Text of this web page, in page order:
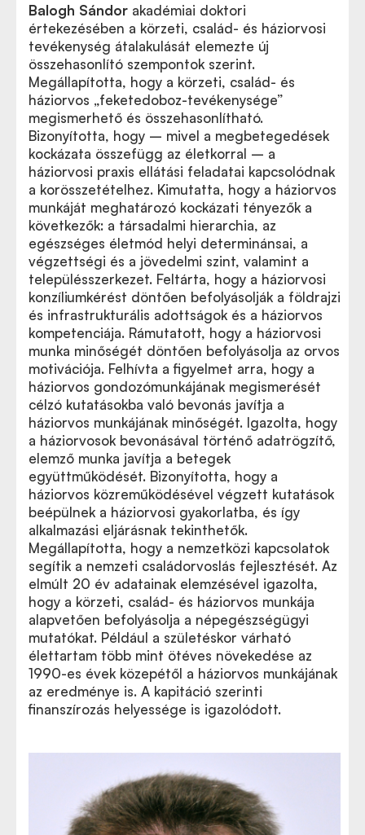
Balogh Sándor akadémiai doktori
értekezésében a körzeti, család- és háziorvosi
tevékenység átalakulását elemezte új
összehasonlító szempontok szerint.
Megállapította, hogy a körzeti, család- és
háziorvos „feketedoboz-tevékenysége”
megismerhető és összehasonlítható.
Bizonyította, hogy – mivel a megbetegedések
kockázata összefügg az életkorral – a
háziorvosi praxis ellátási feladatai kapcsolódnak
a korösszetételhez. Kimutatta, hogy a háziorvos
munkáját meghatározó kockázati tényezők a
következők: a társadalmi hierarchia, az
egészséges életmód helyi determinánsai, a
végzettségi és a jövedelmi szint, valamint a
településszerkezet. Feltárta, hogy a háziorvosi
konzíliumkérést döntően befolyásolják a földrajzi
és infrastrukturális adottságok és a háziorvos
kompetenciája. Rámutatott, hogy a háziorvosi
munka minőségét döntően befolyásolja az orvos
motivációja. Felhívta a figyelmet arra, hogy a
háziorvos gondozómunkájának megismerését
célzó kutatásokba való bevonás javítja a
háziorvos munkájának minőségét. Igazolta, hogy
a háziorvosok bevonásával történő adatrögzítő,
elemző munka javítja a betegek
együttműködését. Bizonyította, hogy a
háziorvos közreműködésével végzett kutatások
beépülnek a háziorvosi gyakorlatba, és így
alkalmazási eljárásnak tekinthetők.
Megállapította, hogy a nemzetközi kapcsolatok
segítik a nemzeti családorvoslás fejlesztését. Az
elmúlt 20 év adatainak elemzésével igazolta,
hogy a körzeti, család- és háziorvos munkája
alapvetően befolyásolja a népegészségügyi
mutatókat. Például a születéskor várható
élettartam több mint ötéves növekedése az
1990-es évek közepétől a háziorvos munkájának
az eredménye is. A kapitáció szerinti
finanszírozás helyessége is igazolódott.